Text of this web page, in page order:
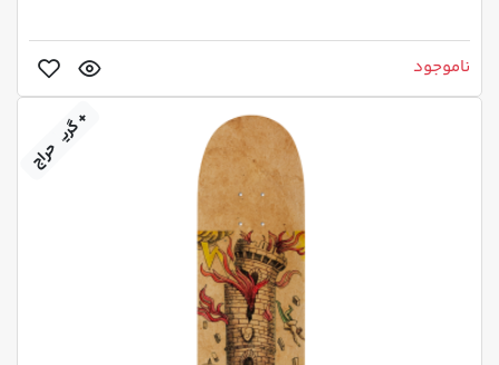
ناموجود
+ گریپ‌تیپ
حراج